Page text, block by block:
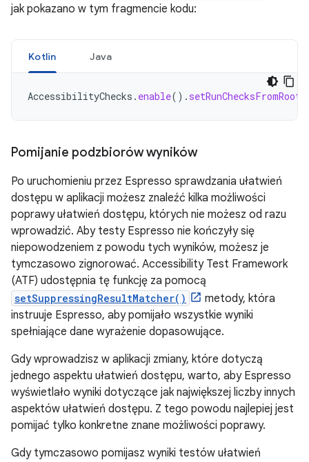
jak pokazano w tym fragmencie kodu:
Kotlin Java
AccessibilityChecks . enable().
Pomijanie podzbiorów wyników
Po uruchomieniu przez Espresso sprawdzania ułatwień
dostępu w aplikacji możesz znaleźć kilka możliwości
poprawy ułatwień dostępu, których nie możesz od razu
wprowadzić. Aby testy Espresso nie kończyły się
niepowodzeniem z powodu tych wyników, możesz je
tymczasowo zignorować. Accessibility Test Framework
(ATF) udostępnia tę funkcję za pomocą
setSuppressingResultMatcher()
metody, która
instruuje Espresso, aby pomijało wszystkie wyniki
spełniające dane wyrażenie dopasowujące.
Gdy wprowadzisz w aplikacji zmiany, które dotyczą
jednego aspektu ułatwień dostępu, warto, aby Espresso
wyświetlało wyniki dotyczące jak największej liczby innych
aspektów ułatwień dostępu. Z tego powodu najlepiej jest
pomijać tylko konkretne znane możliwości poprawy.
Gdy tymczasowo pomijasz wyniki testów ułatwień